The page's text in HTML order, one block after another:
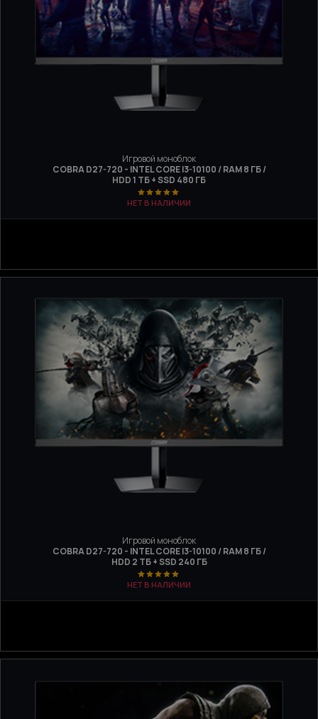
Игровой моноблок
COBRA D27-720 - INTEL CORE I3-10100 / RAM 8 ГБ /
HDD 1 ТБ + SSD 480 ГБ
НЕТ В НАЛИЧИИ
Игровой моноблок
COBRA D27-720 - INTEL CORE I3-10100 / RAM 8 ГБ /
HDD 2 ТБ + SSD 240 ГБ
НЕТ В НАЛИЧИИ